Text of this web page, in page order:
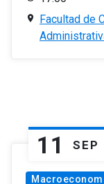
Facultad de
11 SEP